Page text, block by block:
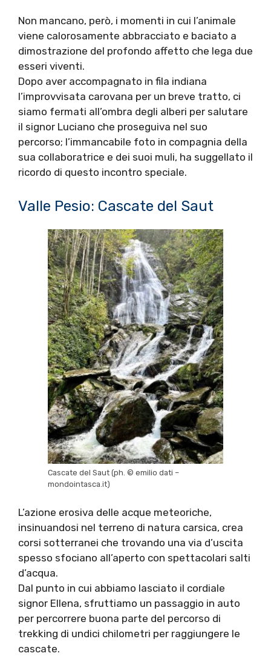
Non mancano, però, i momenti in cui l’animale
viene calorosamente abbracciato e baciato a
dimostrazione del profondo affetto che lega due
esseri viventi.
Dopo aver accompagnato in fila indiana
l’improvvisata carovana per un breve tratto, ci
siamo fermati all’ombra degli alberi per salutare
il signor Luciano che proseguiva nel suo
percorso; l’immancabile foto in compagnia della
sua collaboratrice e dei suoi muli, ha suggellato il
ricordo di questo incontro speciale.
Valle Pesio: Cascate del Saut
Cascate del Saut (ph. © emilio dati –
mondointasca.it)
L’azione erosiva delle acque meteoriche,
insinuandosi nel terreno di natura carsica, crea
corsi sotterranei che trovando una via d’uscita
spesso sfociano all’aperto con spettacolari salti
d’acqua.
Dal punto in cui abbiamo lasciato il cordiale
signor Ellena, sfruttiamo un passaggio in auto
per percorrere buona parte del percorso di
trekking di undici chilometri per raggiungere le
cascate.